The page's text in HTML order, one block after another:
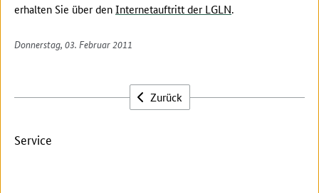
erhalten Sie über denInternetauftritt der LGLN.
Donnerstag, 03. Februar 2011
Zurück
Service